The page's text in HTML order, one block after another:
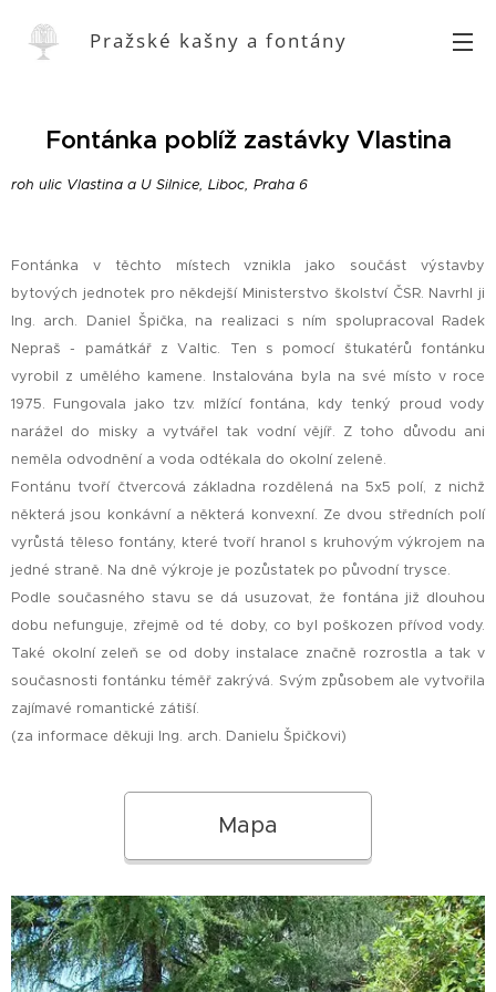
Pražské kašny a fontány
Fontánka poblíž zastávky Vlastina
roh ulic Vlastina a U Silnice, Liboc, Praha 6
Fontánka v těchto místech vznikla jako součást výstavby
bytových jednotek pro někdejší Ministerstvo školství ČSR. Navrhl ji
Ing. arch. Daniel Špička, na realizaci s ním spolupracoval Radek
Nepraš - památkář z Valtic. Ten s pomocí štukatérů fontánku
vyrobil z umělého kamene. Instalována byla na své místo v roce
1975. Fungovala jako tzv. mlžící fontána, kdy tenký proud vody
narážel do misky a vytvářel tak vodní vějíř. Z toho důvodu ani
neměla odvodnění a voda odtékala do okolní zeleně.
Fontánu tvoří čtvercová základna rozdělená na 5x5 polí, z nichž
některá jsou konkávní a některá konvexní. Ze dvou středních polí
vyrůstá těleso fontány, které tvoří hranol s kruhovým výkrojem na
jedné straně. Na dně výkroje je pozůstatek po původní trysce.
Podle současného stavu se dá usuzovat, že fontána již dlouhou
dobu nefunguje, zřejmě od té doby, co byl poškozen přívod vody.
Také okolní zeleň se od doby instalace značně rozrostla a tak v
současnosti fontánku téměř zakrývá. Svým způsobem ale vytvořila
zajímavé romantické zátiší.
(za informace děkuji Ing. arch. Danielu Špičkovi)
Mapa